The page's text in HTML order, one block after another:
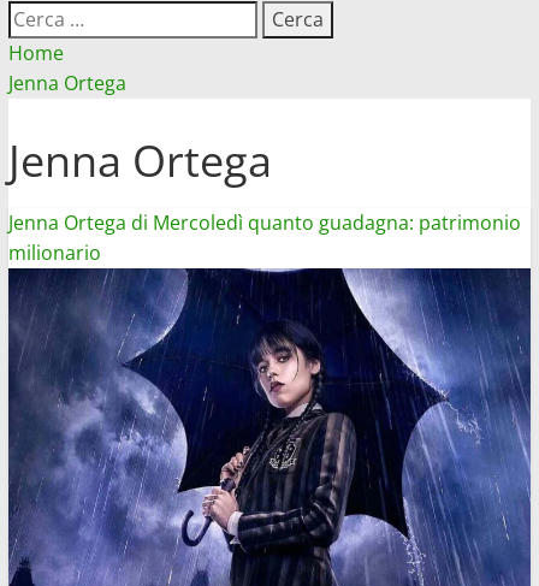
Ricerca
per:
Home
Jenna Ortega
Jenna Ortega
Jenna Ortega di Mercoledì quanto guadagna: patrimonio
milionario